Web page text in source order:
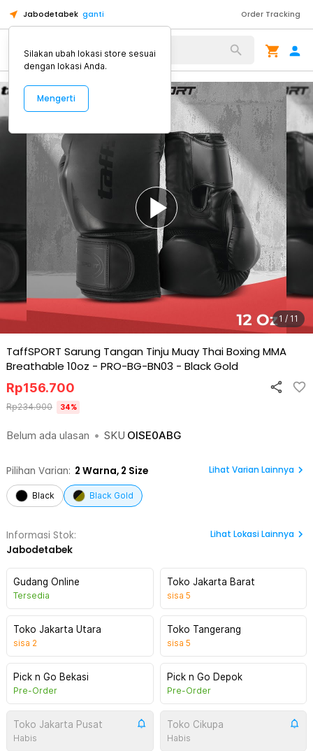
Jabodetabek ganti Order Tracking
Alat Kopi
1 / 11
TaffSPORT Sarung Tangan Tinju Muay Thai Boxing MMA
Breathable 10oz - PRO-BG-BN03 - Black Gold
Belum ada ulasan • SKU OISE0ABG
Rp156.700
Rp234.900 34%
Pilihan Varian: 2 Warna, 2 Size Lihat Varian Lainnya
Black Black Gold
Informasi Stok:
Jabodetabek
Lihat Lokasi Lainnya
Gudang Online
Tersedia
Toko Jakarta Barat
sisa 5
Toko Jakarta Utara
sisa 2
Toko Tangerang
sisa 5
Pick n Go Bekasi
Pre-Order
Pick n Go Depok
Pre-Order
Toko Jakarta Pusat
Habis
Toko Cikupa
Habis
Silakan ubah lokasi store sesuai
dengan lokasi Anda.
Mengerti